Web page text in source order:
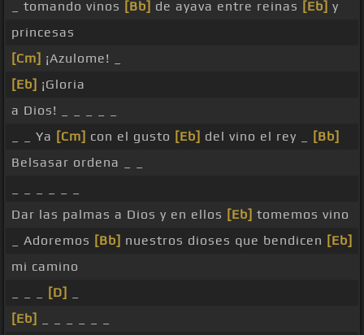
_ tomando vinos [Bb] de ayava entre reinas [Eb] y
princesas
[Cm] ¡Azulome! _
[Eb] ¡Gloria
a Dios! _ _ _ _ _
_ _ Ya [Cm] con el gusto [Eb] del vino el rey _
[Bb]
Belsasar ordena _ _
Dar las palmas a Dios y en ellos [Eb] tomemos vino
_ Adoremos [Bb] nuestros dioses que bendicen [Eb]
mi camino
[D]
[Eb]